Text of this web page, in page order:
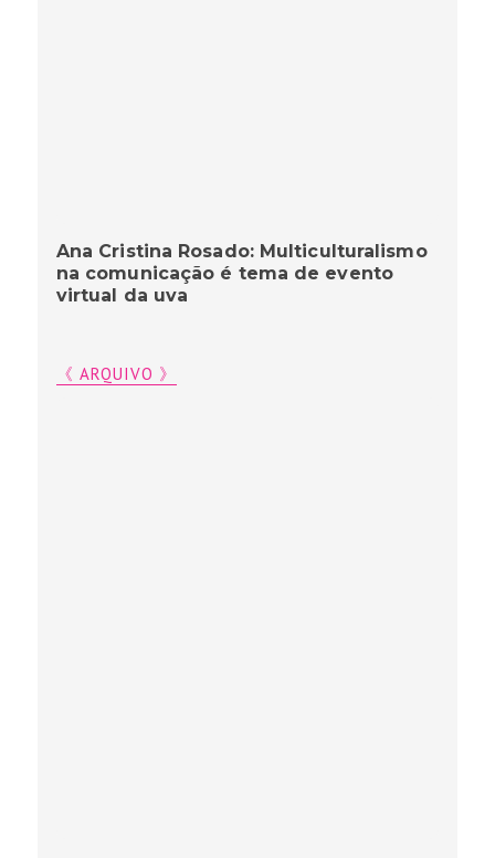
Ana Cristina Rosado: Multiculturalismo
na comunicação é tema de evento
virtual da uva
《 ARQUIVO 》